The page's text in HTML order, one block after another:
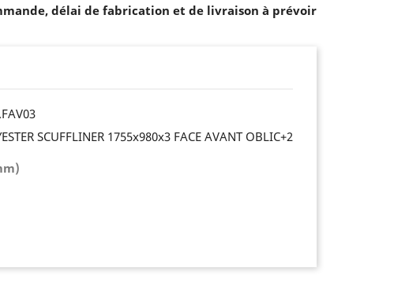
délai de fabrication et de livraison à prévoir
SCUFFLINER 1755x980x3 FACE AVANT OBLIC+2